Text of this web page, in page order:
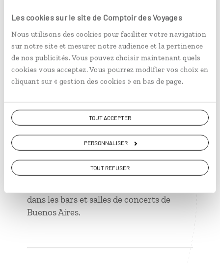
Les cookies sur le site de Comptoir des Voyages
Nous utilisons des cookies pour faciliter votre navigation
sur notre site et mesurer notre audience et la pertinence
de nos publicités. Vous pouvez choisir maintenant quels
cookies vous acceptez. Vous pourrez modifier vos choix en
cliquant sur « gestion des cookies » en bas de page.
TOUT ACCEPTER
PERSONNALISER
TOUT REFUSER
d’une sauce délicieusement relevée.
Découvert pour la première fois dans un
petit restaurant populaire de la capitale.
2 choses apprises là-bas
Il ne faut pas toujours se fier à la
peut se traduire par « maintenant » ce
n’est pas une raison suffisante pour que
les Argentins se pressent.
Certes il y a le tango, cette danse
sensuelle et inapprivoisée. Mais on oublie
bien souvent le rock qui tient aussi à être
dans les bars et salles de concerts de
Buenos Aires.